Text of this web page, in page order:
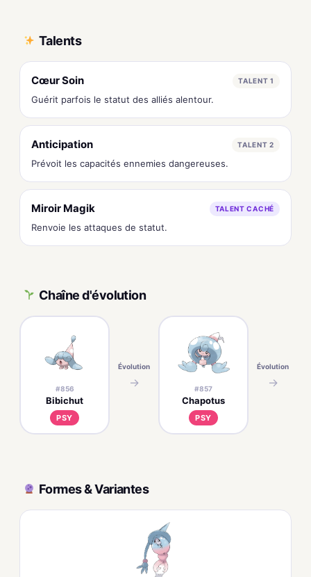
Talents
Cœur Soin TALENT 1
Guérit parfois le statut des alliés alentour.
Anticipation TALENT 2
Prévoit les capacités ennemies dangereuses.
Miroir Magik TALENT CACHÉ
Renvoie les attaques de statut.
Chaîne d'évolution
#856
Bibichut
PSY
Évolution
→ #857
Chapotus
PSY
Évolution
→
Formes & Variantes